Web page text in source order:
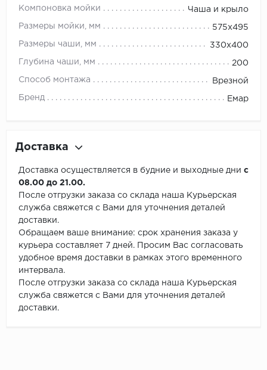
Компоновка мойки Чаша и крыло
Размеры мойки, мм 575х495
Размеры чаши, мм 330х400
Глубина чаши, мм 200
Способ монтажа Врезной
Бренд Емар
Доставка
Доставка осуществляется в будние и выходные дни с
08.00 до 21.00.
После отгрузки заказа со склада наша Курьерская
служба свяжется с Вами для уточнения деталей
доставки.
Обращаем ваше внимание: срок хранения заказа у
курьера составляет 7 дней. Просим Вас согласовать
удобное время доставки в рамках этого временного
интервала.
После отгрузки заказа со склада наша Курьерская
служба свяжется с Вами для уточнения деталей
доставки.